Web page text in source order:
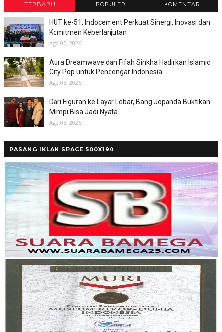
TERBARU POPULER KOMENTAR
HUT ke-51, Indocement Perkuat Sinergi, Inovasi dan
Komitmen Keberlanjutan
Ago 05, 2026
Aura Dreamwave dan Fifah Sinkha Hadirkan Islamic
City Pop untuk Pendengar Indonesia
Ago 05, 2026
Dari Figuran ke Layar Lebar, Bang Jopanda Buktikan
Mimpi Bisa Jadi Nyata
Ago 05, 2026
PASANG IKLAN SPACE 500X190